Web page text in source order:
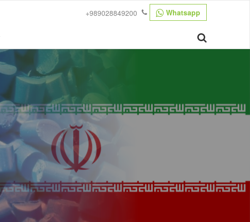
Whatsapp
+989028849200